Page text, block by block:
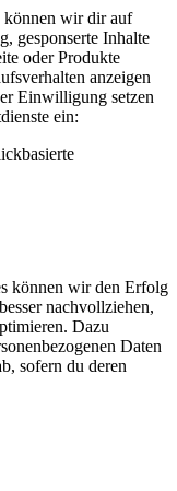
können wir dir auf
gesponserte Inhalte
oder Produkte
anzeigen
Einwilligung setzen
ein:
können wir den Erfolg
nachvollziehen,
Dazu
Daten
sofern du deren